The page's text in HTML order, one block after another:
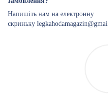
Напишіть нам на електронну
скриньку